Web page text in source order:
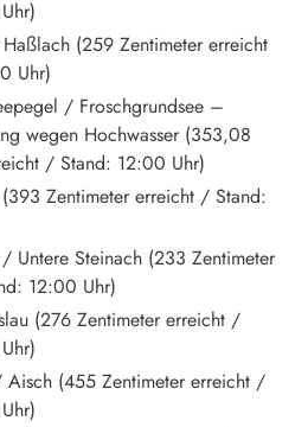
(259 Zentimeter erreicht
Uhr)
/ Froschgrundsee –
wegen Hochwasser (353,08
/ Stand: 12:00 Uhr)
Zentimeter erreicht / Stand:
Untere Steinach (233 Zentimeter
12:00 Uhr)
(276 Zentimeter erreicht /
Aisch (455 Zentimeter erreicht /